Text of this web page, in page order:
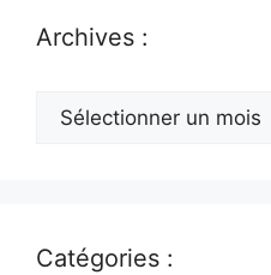
Archives :
Archives
Catégories :